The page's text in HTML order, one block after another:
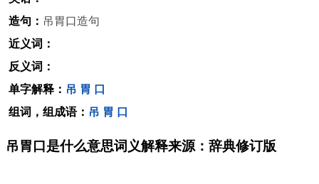
造句： 吊胃口造句
近义词：
反义词：
单字解释： 吊 胃 口
组词，组成语： 吊 胃 口
吊胃口是什么意思词义解释来源：辞典修订版